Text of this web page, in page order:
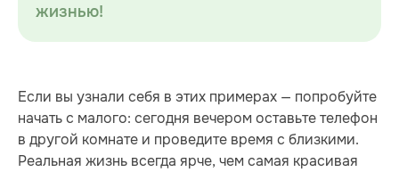
жизнью!
Если вы узнали себя в этих примерах — попробуйте
начать с малого: сегодня вечером оставьте телефон
в другой комнате и проведите время с близкими.
Реальная жизнь всегда ярче, чем самая красивая